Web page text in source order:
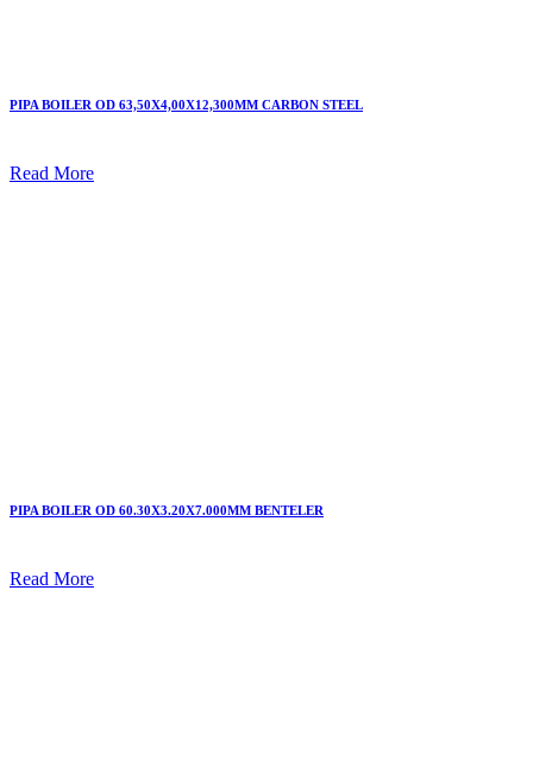
PIPA BOILER OD 63,50X4,00X12,300MM CARBON STEEL
Read More
PIPA BOILER OD 60.30X3.20X7.000MM BENTELER
Read More